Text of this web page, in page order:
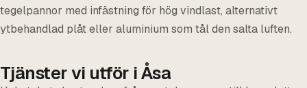
tegelpannor med infästning för hög vindlast, alternativt
ytbehandlad plåt eller aluminium som tål den salta luften.
Tjänster vi utför i Åsa